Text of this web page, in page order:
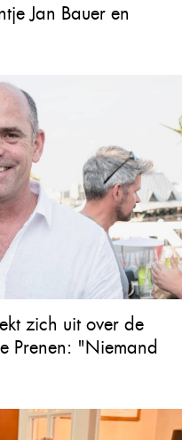
Jan Bauer en
zich uit over de
Prenen: "Niemand